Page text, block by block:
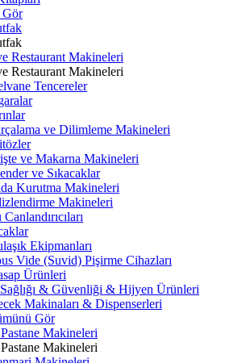
Gör
Restaurant Makineleri
Restaurant Makineleri
Tencereler
ve Dilimleme Makineleri
ve Makarna Makineleri
ve Sıkacaklar
Kurutma Makineleri
Makineleri
Canlandırıcıları
Ekipmanları
Vide (Suvid) Pişirme Cihazları
Ürünleri
& Güvenliği & Hijyen Ürünleri
Makinaları & Dispenserleri
Gör
Makineleri
Makineleri